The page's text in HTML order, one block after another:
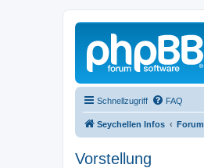
Schnellzugriff FAQ
Seychellen Infos Forum
Vorstellung